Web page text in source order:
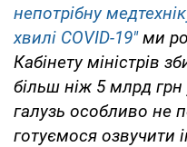
непотрібну
хвилі COVID-19"ми
Кабінету міністрів
більш ніж 5 млрд грн
галузь особливо не
готуємося озвучити